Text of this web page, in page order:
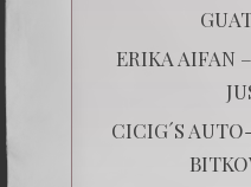
ERIKA AIFAN
CICIG´S